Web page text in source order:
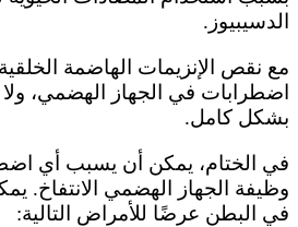
الدسيبيوز.
مع نقص الإنزيمات الهاضمة
اضطرابات في الجهاز الهضمي،
بشكل كامل.
في الختام، يمكن أن يسبب أي
وظيفة الجهاز الهضمي الانتفاخ.
في البطن عرضًا للأمراض التالية: